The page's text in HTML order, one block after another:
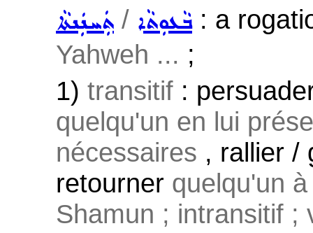
ܬܲܚܢܲܢܬܵܐ / ܒܵܥܘܼܬܵܐ: a
Yahweh ... ;
1) transitif :
quelqu'un en lui
nécessaires , rallier /
retourner quelqu'un
Shamun ; intransitif ;